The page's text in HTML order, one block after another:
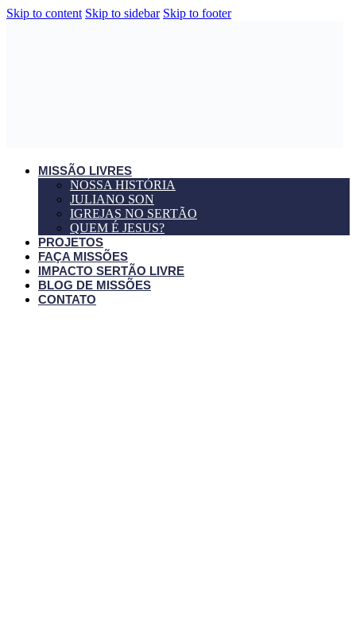
Skip to content Skip to sidebar Skip to footer
MISSÃO LIVRES
NOSSA HISTÓRIA
JULIANO SON
IGREJAS NO SERTÃO
QUEM É JESUS?
PROJETOS
FAÇA MISSÕES
IMPACTO SERTÃO LIVRE
BLOG DE MISSÕES
CONTATO